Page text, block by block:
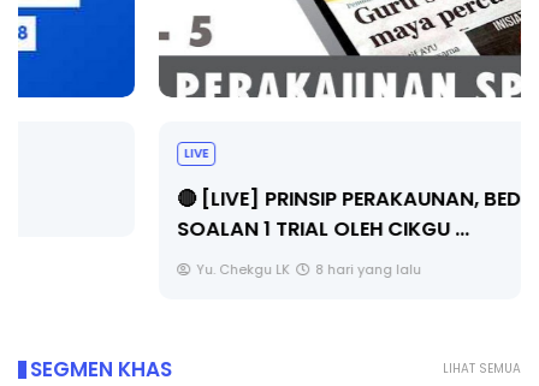
🔴 [LIVE] PRINSIP PERAKAUNAN, BEDAH TUNTAS
SOALAN 1 TRIAL OLEH CIKGU ...
8 hari yang lalu
LIHAT SEMUA
SEGMEN KHAS